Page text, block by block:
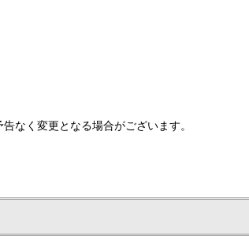
なく変更となる場合がございます。